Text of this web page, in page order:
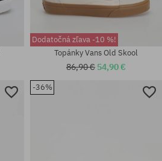
Dostupné veľkosti:
Dodatočná zľava -10 %!
Topánky Vans Old Skool
86,90 € 54,90 €
-36%